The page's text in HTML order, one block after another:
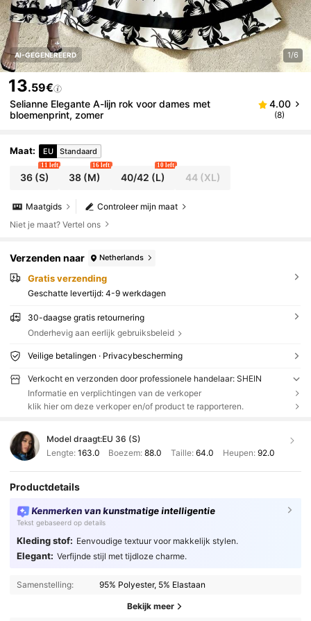
AI-GEGENEREERD 1/6
13.59€
Selianne Elegante A-lijn rok voor dames met
bloemenprint, zomer
4.00
(8)
Maat: EU Standaard
36(S)
11 left
38 (M)
16 left
40/42 (L)
10 left
44(XL)
Controleer mijn maat
Maatgids
Niet je maat? Vertel ons
Verzenden naar Netherlands
Gratis verzending
Geschatte levertijd: 4-9 werkdagen
30-daagse gratis retournering
Onderhevig aan eerlijk gebruiksbeleid
Veilige betalingen · Privacybescherming
Verkocht en verzonden door professionele handelaar: SHEIN
Informatie en verplichtingen van de verkoper
klik hier om deze verkoper en/of product te rapporteren.
Model draagt:EU 36 (S)
Lengte: 163.0 Boezem:88.0 Taille: 64.0 Heupen: 92.0
Productdetails
Kenmerken van kunstmatige intelligentie
Tekst gebaseerd op details
Kleding stof: Eenvoudige textuur voor makkelijk stylen.
Elegant: Verfijnde stijl met tijdloze charme.
Samenstelling: 95% Polyester, 5% Elastaan
Bekijk meer